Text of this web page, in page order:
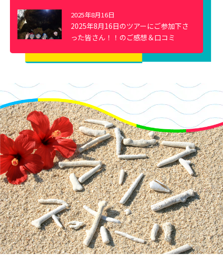
2025年8月16日
2025年8月16日のツアーにご参加下さ
った皆さん！！のご感想＆口コミ